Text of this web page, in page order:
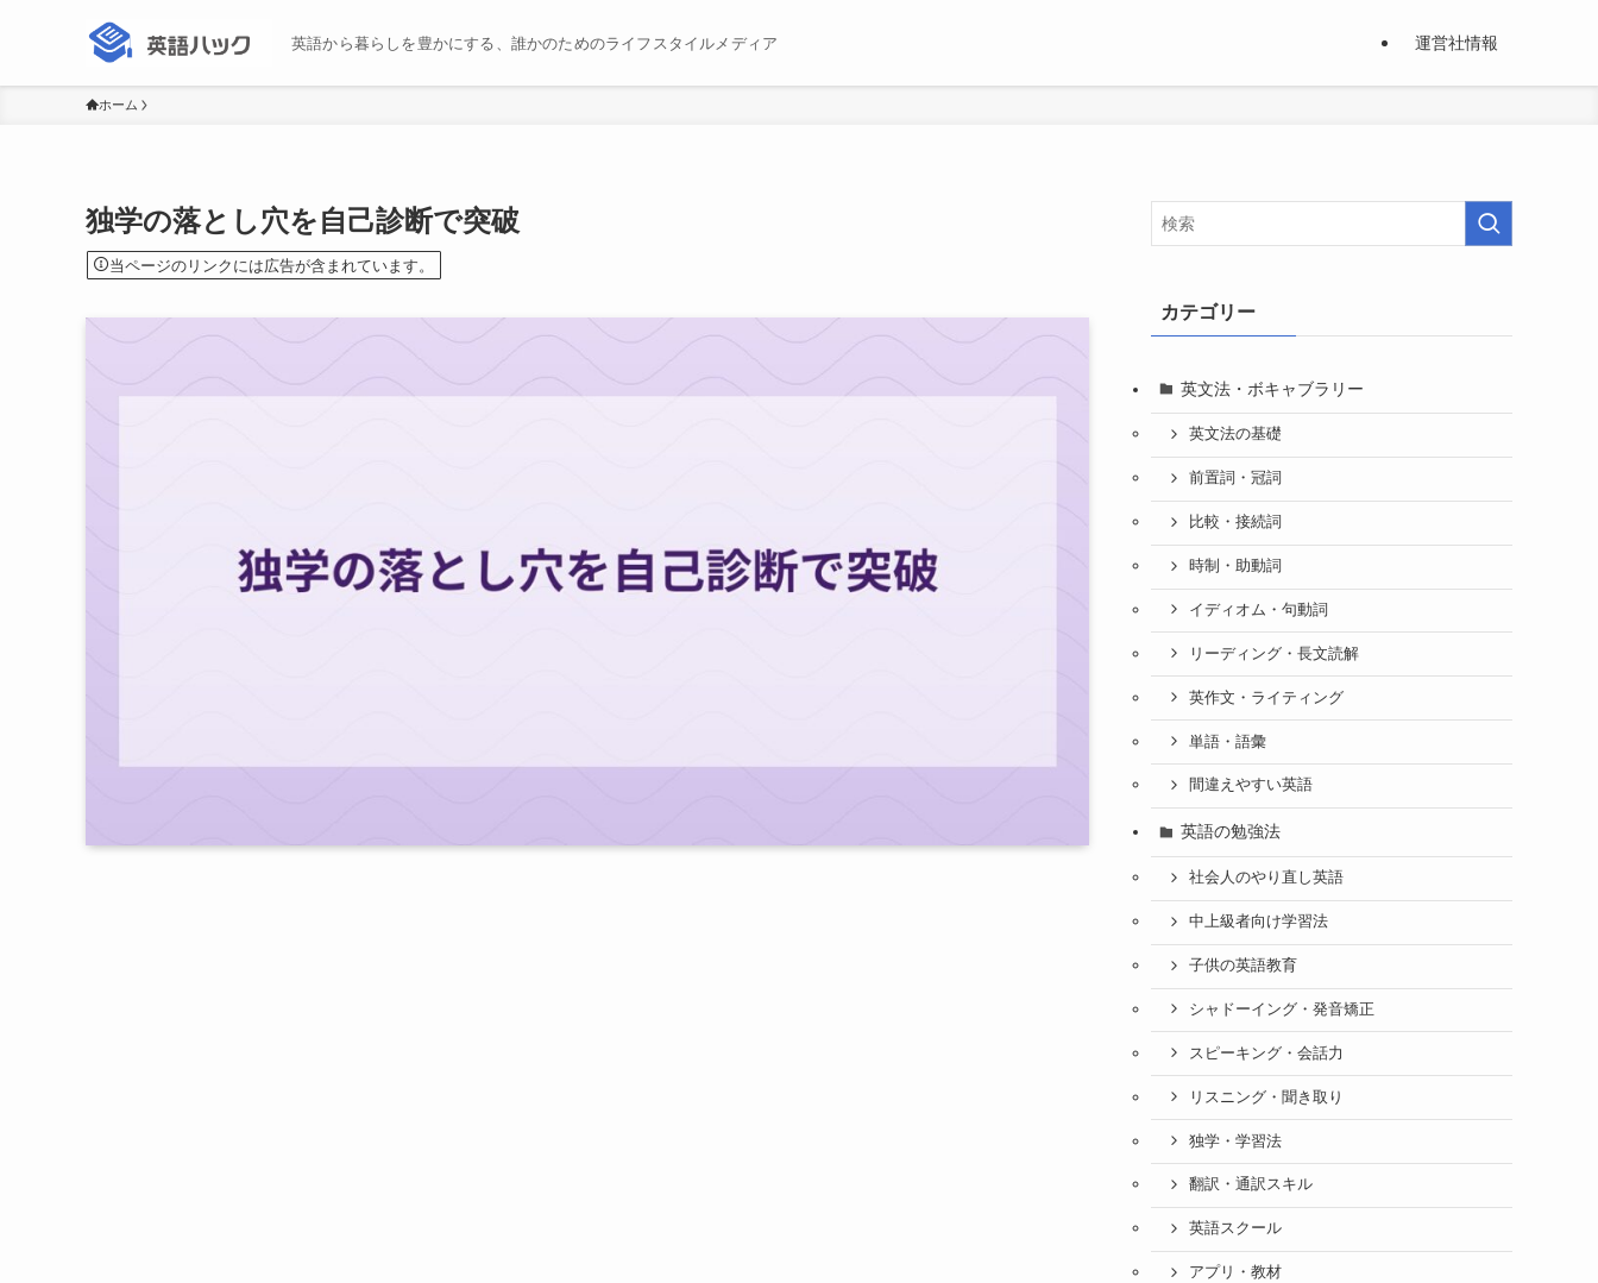
英語から暮らしを豊かにする、誰かのためのライフスタイルメディア 運営社情報
ホーム
独学の落とし穴を自己診断で突破
当ページのリンクには広告が含まれています。
カテゴリー
英文法・ボキャブラリー
英文法の基礎
前置詞・冠詞
比較・接続詞
時制・助動詞
イディオム・句動詞
リーディング・長文読解
英作文・ライティング
単語・語彙
間違えやすい英語
英語の勉強法
社会人のやり直し英語
中上級者向け学習法
子供の英語教育
シャドーイング・発音矯正
スピーキング・会話力
リスニング・聞き取り
独学・学習法
翻訳・通訳スキル
英語スクール
アプリ・教材